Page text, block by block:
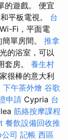
的遊戲。 便宜
平板電視。 台
Fi，平面電
單房間。 推拿
的浴室，可以
套房。 養生村
很棒的意大利
下午茶外燴 谷歌
申請 Cypria 台
筋絡按摩課程
餐飲設備回收推
司 記帳 西區